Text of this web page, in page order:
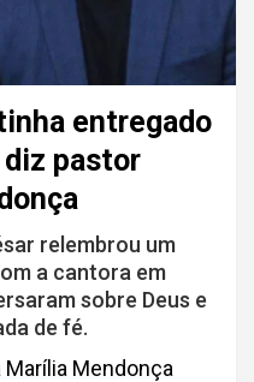
entregado
diz pastor
relembrou um
a cantora em
sobre Deus e
de fé.
Mendonça